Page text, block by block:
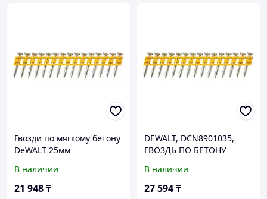
Гвозди по мягкому бетону
DeWALT 25мм
В наличии
21 948₸
DEWALT, DCN8901035,
ГВОЗДЬ ПО БЕТОНУ
ЖЕЛТЫЙ
В наличии
27 594₸